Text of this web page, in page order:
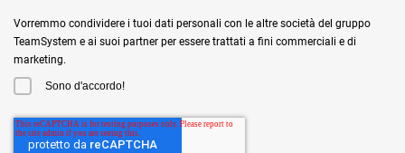
Vorremmo condividere i tuoi dati personali con le altre società del gruppo
TeamSystem e ai suoi partner per essere trattati a fini commerciali e di
marketing.
Sono d'accordo!